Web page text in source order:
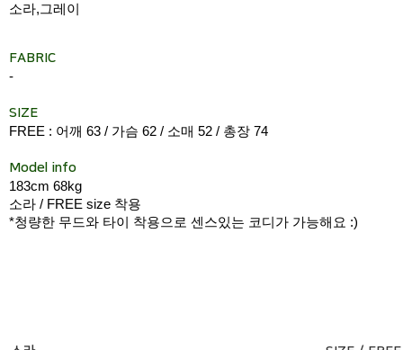
소라,그레이
FABRIC
-
SIZE
FREE : 어깨 63 / 가슴 62 / 소매 52 / 총장 74
Model info
183cm 68kg
소라 / FREE size 착용
*청량한 무드와 타이 착용으로 센스있는 코디가 가능해요 :)